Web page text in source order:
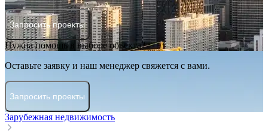
Запросить проекты
Нужна помощь в выборе объекта?
Оставьте заявку и наш менеджер свяжется с вами.
Запросить проекты
Зарубежная недвижимость